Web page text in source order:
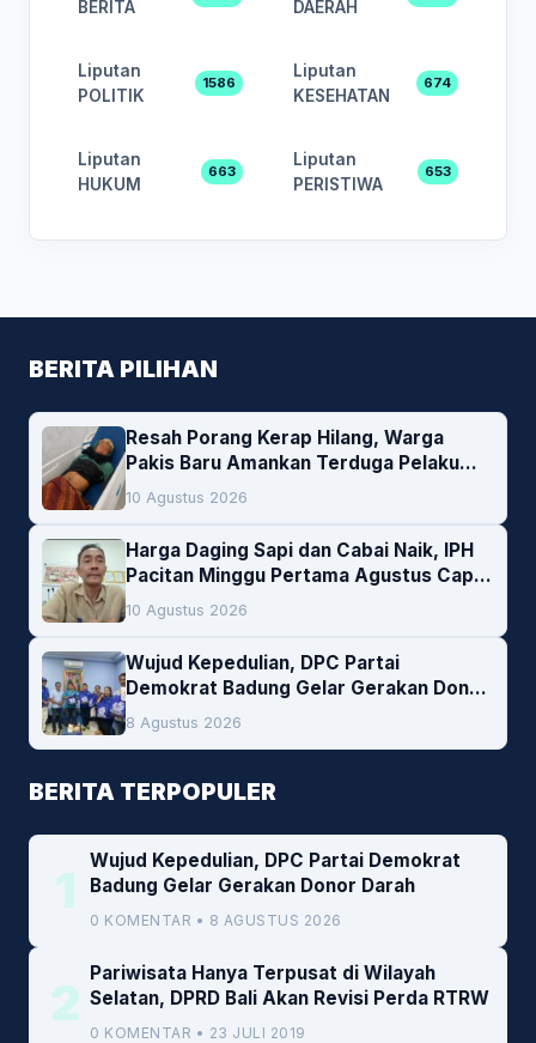
BERITA DAERAH
Liputan
POLITIK
1586
Liputan
KESEHATAN
674
Liputan
HUKUM
663
Liputan
PERISTIWA
653
BERITA PILIHAN
Resah Porang Kerap Hilang, Warga
Pakis Baru Amankan Terduga Pelaku
Pencurian
10 Agustus 2026
Harga Daging Sapi dan Cabai Naik, IPH
Pacitan Minggu Pertama Agustus Capai
1,66 Persen. Ini Penjelasan Kabag Ayub
10 Agustus 2026
Wujud Kepedulian, DPC Partai
Demokrat Badung Gelar Gerakan Donor
Darah
8 Agustus 2026
BERITA TERPOPULER
1
Wujud Kepedulian, DPC Partai Demokrat
Badung Gelar Gerakan Donor Darah
0 KOMENTAR • 8 AGUSTUS 2026
2
Pariwisata Hanya Terpusat di Wilayah
Selatan, DPRD Bali Akan Revisi Perda RTRW
0 KOMENTAR • 23 JULI 2019